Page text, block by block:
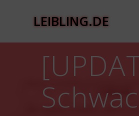
LEIBLING.DE